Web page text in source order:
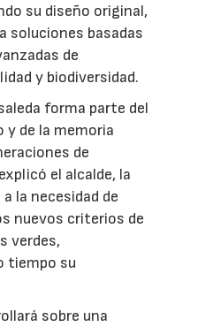
su diseño original,
soluciones basadas
de
y biodiversidad.
forma parte del
de la memoria
de
el alcalde, la
la necesidad de
nuevos criterios de
verdes,
tiempo su
sobre una